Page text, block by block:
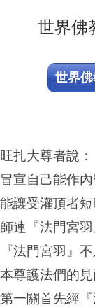
世界佛
世界佛
旺扎大尊者說
冒宣自己能作
能讓受灌頂者
師連『法門宮
『法門宮羽』
本尊護法們的
第一關首先經